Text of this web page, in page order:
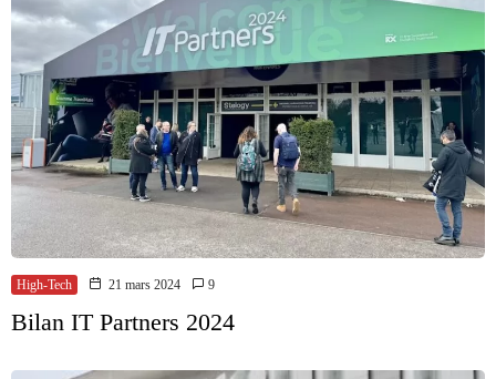
High-Tech 21 mars 2024 9
Bilan IT Partners 2024